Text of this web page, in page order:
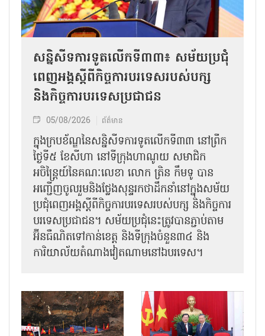
សន្និសីទការទូតលើកទី៣៣៖ សម័យប្រជុំ
ពេញអង្គស្តីពីកិច្ច​ការបរទេសរបស់​បក្ស
និងកិច្ច​ការបរទេសប្រជាជន
05/08/2026 ព័ត៌មាន
ក្នុងក្របខ័ណ្ឌនៃសន្និសីទការទូតលើកទី៣៣ នៅព្រឹក
ថ្ងៃទី៥ ខែសីហា នៅទីក្រុងហាណូយ សមាជិក
អចិន្ត្រៃយ៍នៃគណៈលេខា លោក ត្រិន កឹម​ទូ បាន
អញ្ជើញ​ចូលរួមនិងថ្លែងសុន្ទរកថាដឹកនាំនៅក្នុងសម័យ
ប្រជុំពេញអង្គស្តីពី​​កិច្ច​ការបរទេសរបស់​បក្ស និងកិច្ច​ការ
បរទេស​ប្រជាជន។ សម័យប្រជុំនេះត្រូវបានភ្ជាប់តាម
អ៊ីនធឺណិតទៅកាន់ខេត្ត និងទីក្រុងចំនួន៣៤ និង
ការិយាល័យតំណាងវៀតណាមនៅឯ​បរទេស។